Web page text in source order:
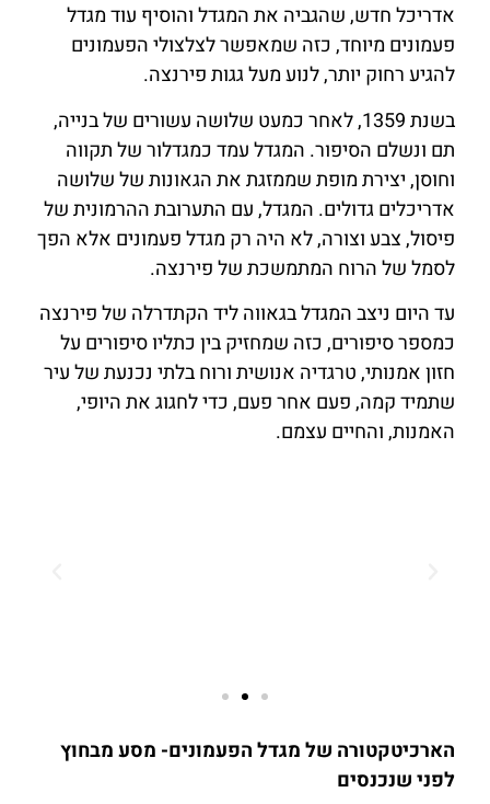
אדריכל חדש, שהגביה את המגדל והוסיף עוד מגדל
פעמונים מיוחד, כזה שמאפשר לצלצולי הפעמונים
להגיע רחוק יותר, לנוע מעל גגות פירנצה.
בשנת 1359, לאחר כמעט שלושה עשורים של בנייה,
תם ונשלם הסיפור. המגדל עמד כמגדלור של תקווה
וחוסן, יצירת מופת שממזגת את הגאונות של שלושה
אדריכלים גדולים. המגדל, עם התערובת ההרמונית של
פיסול, צבע וצורה, לא היה רק מגדל פעמונים אלא הפך
לסמל של הרוח המתמשכת של פירנצה.
עד היום ניצב המגדל בגאווה ליד הקתדרלה של פירנצה
כמספר סיפורים, כזה שמחזיק בין כתליו סיפורים על
חזון אמנותי, טרגדיה אנושית ורוח בלתי נכנעת של עיר
שתמיד קמה, פעם אחר פעם, כדי לחגוג את היופי,
האמנות, והחיים עצמם.
הארכיטקטורה של מגדל הפעמונים- מסע מבחוץ
לפני שנכנסים